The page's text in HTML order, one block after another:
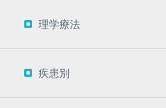
理学療法
疾患別